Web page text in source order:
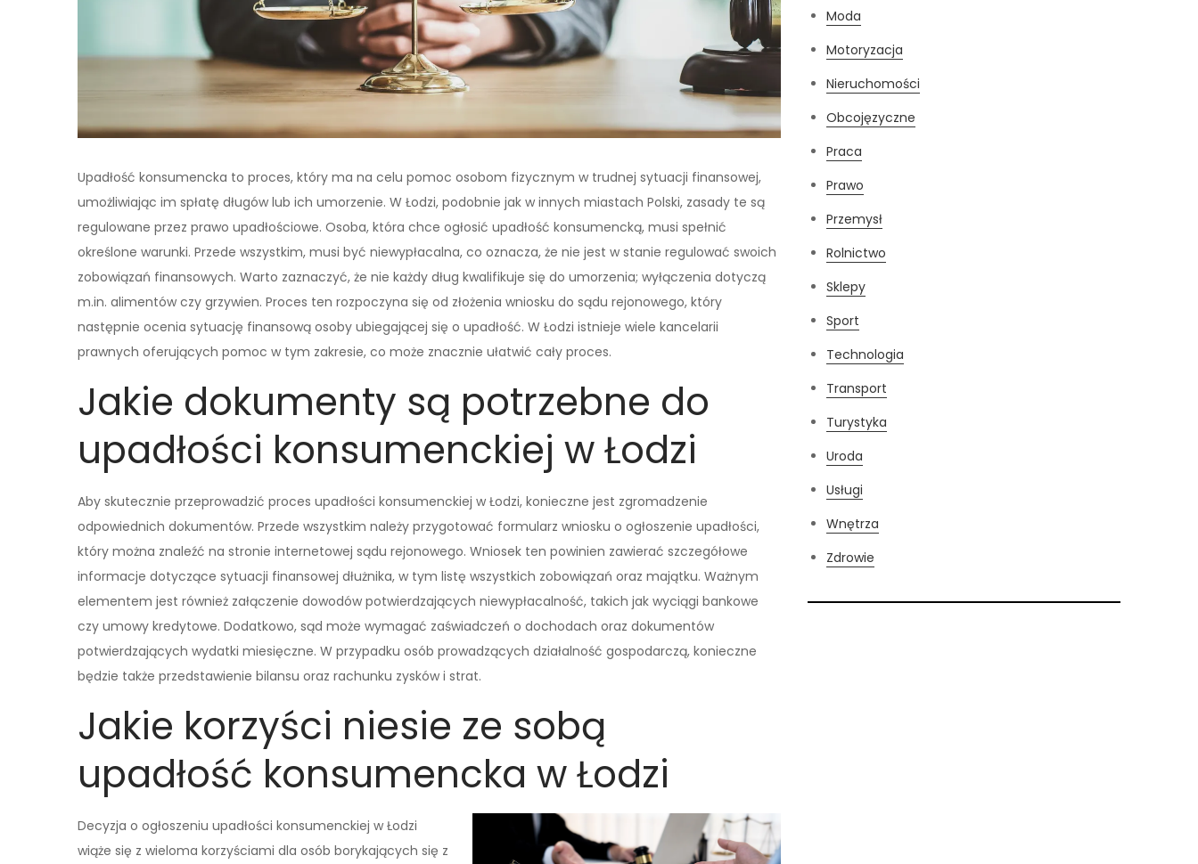
Upadłość konsumencka to proces, który ma na celu pomoc osobom fizycznym w trudnej sytuacji finansowej,
umożliwiając im spłatę długów lub ich umorzenie. W Łodzi, podobnie jak w innych miastach Polski, zasady te są
regulowane przez prawo upadłościowe. Osoba, która chce ogłosić upadłość konsumencką, musi spełnić
określone warunki. Przede wszystkim, musi być niewypłacalna, co oznacza, że nie jest w stanie regulować swoich
zobowiązań finansowych. Warto zaznaczyć, że nie każdy dług kwalifikuje się do umorzenia; wyłączenia dotyczą
m.in. alimentów czy grzywien. Proces ten rozpoczyna się od złożenia wniosku do sądu rejonowego, który
następnie ocenia sytuację finansową osoby ubiegającej się o upadłość. W Łodzi istnieje wiele kancelarii
prawnych oferujących pomoc w tym zakresie, co może znacznie ułatwić cały proces.
Jakie dokumenty są potrzebne do
upadłości konsumenckiej w Łodzi
Aby skutecznie przeprowadzić proces upadłości konsumenckiej w Łodzi, konieczne jest zgromadzenie
odpowiednich dokumentów. Przede wszystkim należy przygotować formularz wniosku o ogłoszenie upadłości,
który można znaleźć na stronie internetowej sądu rejonowego. Wniosek ten powinien zawierać szczegółowe
informacje dotyczące sytuacji finansowej dłużnika, w tym listę wszystkich zobowiązań oraz majątku. Ważnym
elementem jest również załączenie dowodów potwierdzających niewypłacalność, takich jak wyciągi bankowe
czy umowy kredytowe. Dodatkowo, sąd może wymagać zaświadczeń o dochodach oraz dokumentów
potwierdzających wydatki miesięczne. W przypadku osób prowadzących działalność gospodarczą, konieczne
będzie także przedstawienie bilansu oraz rachunku zysków i strat.
Jakie korzyści niesie ze sobą
upadłość konsumencka w Łodzi
Decyzja o ogłoszeniu upadłości konsumenckiej w Łodzi
wiąże się z wieloma korzyściami dla osób borykających się z
Moda
Motoryzacja
Nieruchomości
Obcojęzyczne
Praca
Prawo
Przemysł
Rolnictwo
Sklepy
Sport
Technologia
Transport
Turystyka
Uroda
Usługi
Wnętrza
Zdrowie